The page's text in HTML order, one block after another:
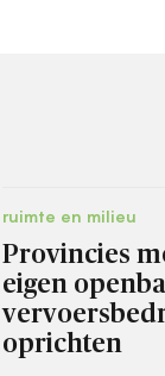
ruimte en milieu
Provincies
eigen
oprichten